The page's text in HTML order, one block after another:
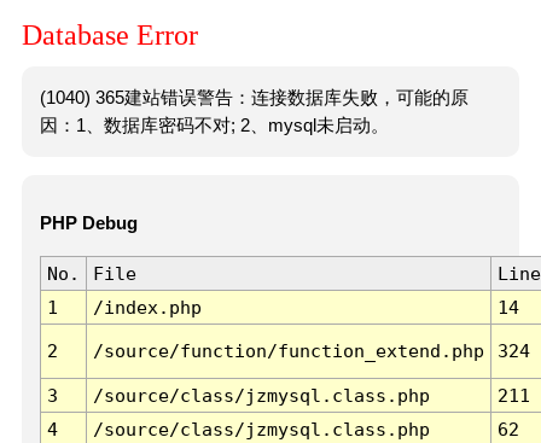
Database Error
(1040) 365建站错误警告：连接数据库失败，可能的原
因：1、数据库密码不对; 2、mysql未启动。
PHP Debug
No. File
Line
1
/index.php 14
2 /source/function/function_extend.php 324
3 /source/class/jzmysql.class.php
211
4
/source/class/jzmysql.class.php
62